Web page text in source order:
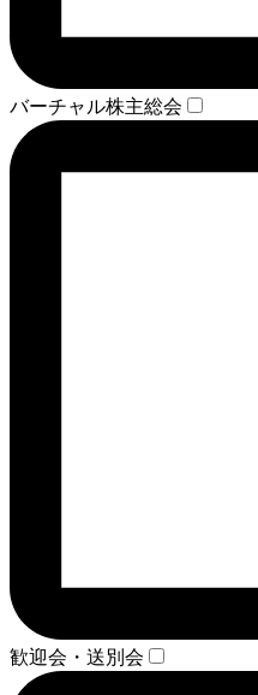
バーチャル株主総会
歓迎会・送別会